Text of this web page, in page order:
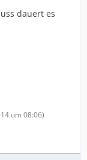
dauert es
um 08:06)